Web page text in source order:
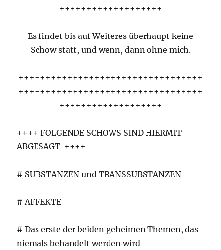
+++++++++++++++++++
Es findet bis auf Weiteres überhaupt keine
Schow statt, und wenn, dann ohne mich.
++++++++++++++++++++++++++++++++++
++++++++++++++++++++++++++++++++++
+++++++++++++++++++
++++ FOLGENDE SCHOWS SIND HIERMIT
ABGESAGT ++++
# SUBSTANZEN und TRANSSUBSTANZEN
# AFFEKTE
# Das erste der beiden geheimen Themen, das
niemals behandelt werden wird